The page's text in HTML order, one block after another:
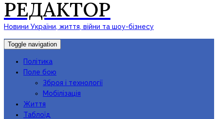
РЕДАКТОР
Новини України, життя, війни та шоу-бізнесу
Toggle navigation
Політика
Поле бою
Зброя і технології
Мобілізація
Життя
Таблоїд